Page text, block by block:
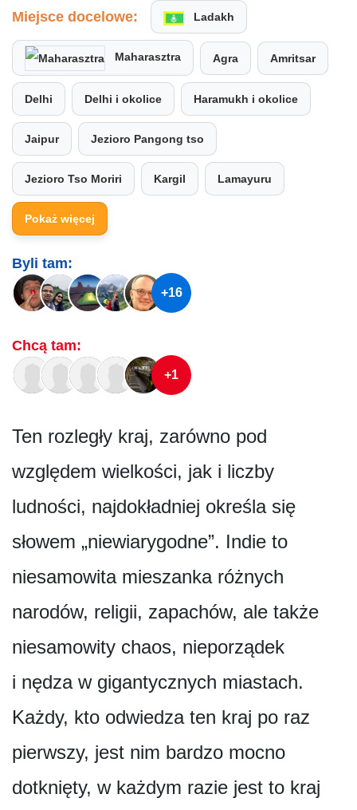
Miejsce docelowe: Ladakh
Maharasztra Agra Amritsar
Delhi Delhi i okolice Haramukh i okolice
Jaipur Jezioro Pangong tso
Jezioro Tso Moriri Kargil Lamayuru
Pokaż więcej
Byli tam:
+16
Chcą tam:
+1
Ten rozległy kraj, zarówno pod
względem wielkości, jak i liczby
ludności, najdokładniej określa się
słowem „niewiarygodne”. Indie to
niesamowita mieszanka różnych
narodów, religii, zapachów, ale także
niesamowity chaos, nieporządek
i nędza w gigantycznych miastach.
Każdy, kto odwiedza ten kraj po raz
pierwszy, jest nim bardzo mocno
dotknięty, w każdym razie jest to kraj